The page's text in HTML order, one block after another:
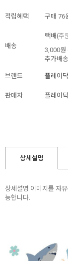
적립혜택 구매 76
배송
택배(주
3,000원
추가배송
브랜드 플레이
판매자 플레이
상세설명
상세설명 이미지를 자
능합니다.